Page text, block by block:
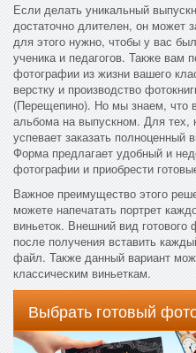
Если делать уникальный
достаточно длителен, он может
для этого нужно, чтобы у вас
ученика и педагогов. Также вам
фотографии из жизни вашего
верстку и производство
(Перещепино). Но мы знаем, что
альбома на выпускном. Для тех,
успевает заказать
Форма предлагает удобный и
фотографии и приобрести
Важное преимущество этого
можете напечатать портрет
виньеток. Внешний вид
после получения вставить
файл. Также данный вариант
классическим виньеткам.
Выбрать готовый